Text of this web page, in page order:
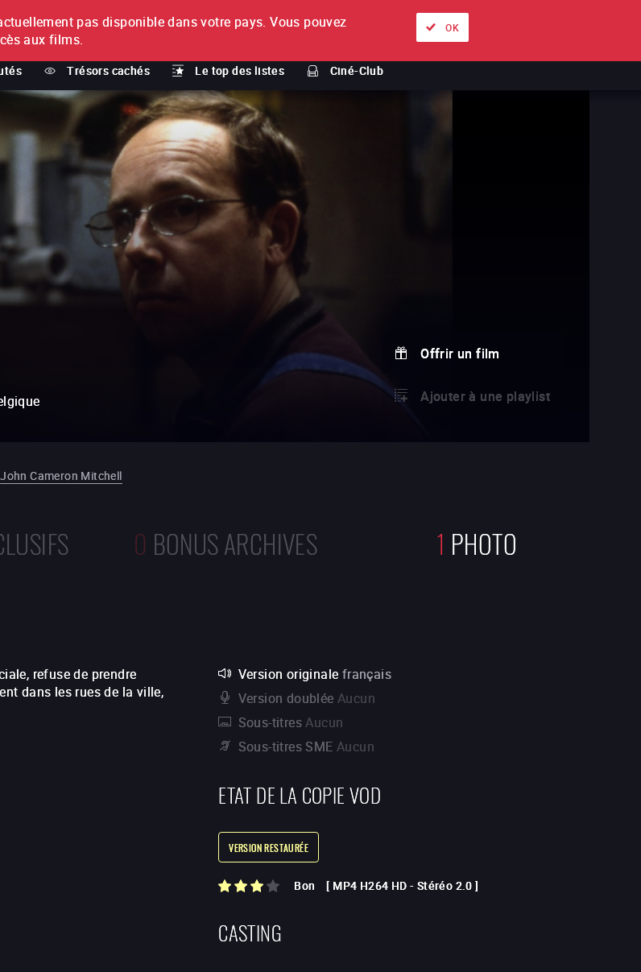
Trésors cachés Le top des listes Ciné-Club
À propos Nos offres
Offrir un film
Ajouter à une playlist
John Cameron Mitchell
0 BONUS ARCHIVES 1 PHOTO
refuse de prendre
dans les rues de la ville,
Version originale français
Version doublée Aucun
Sous-titres Aucun
Sous-titres SME Aucun
ETAT DE LA COPIE VOD
VERSION RESTAURÉE
Bon [ MP4 H264 HD - Stéréo 2.0 ]
CASTING
pas disponible dans votre pays. Vous pouvez
aux films.
OK